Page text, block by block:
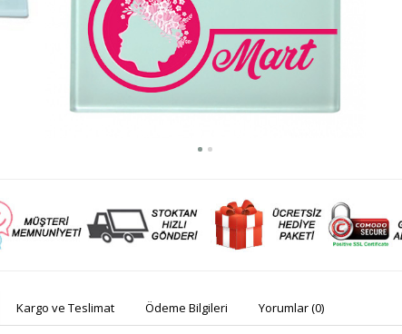
Kargo ve Teslimat Ödeme Bilgileri Yorumlar (0)